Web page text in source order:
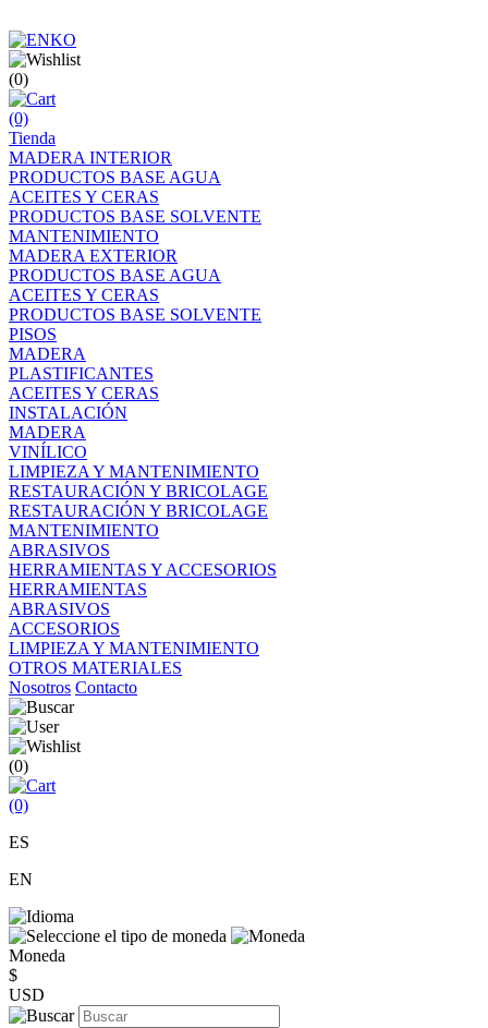
(0)
(0)
Tienda
MADERA INTERIOR
PRODUCTOS BASE AGUA
ACEITES Y CERAS
PRODUCTOS BASE SOLVENTE
MANTENIMIENTO
MADERA EXTERIOR
PRODUCTOS BASE AGUA
ACEITES Y CERAS
PRODUCTOS BASE SOLVENTE
PISOS
MADERA
PLASTIFICANTES
ACEITES Y CERAS
INSTALACIÓN
MADERA
VINÍLICO
LIMPIEZA Y MANTENIMIENTO
RESTAURACIÓN Y BRICOLAGE
RESTAURACIÓN Y BRICOLAGE
MANTENIMIENTO
ABRASIVOS
HERRAMIENTAS Y ACCESORIOS
HERRAMIENTAS
ABRASIVOS
ACCESORIOS
LIMPIEZA Y MANTENIMIENTO
OTROS MATERIALES
Nosotros Contacto
(0)
(0)
ES
EN
Moneda
$
USD